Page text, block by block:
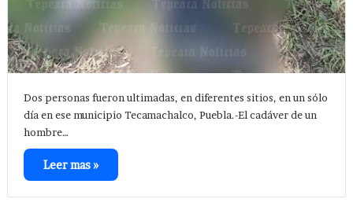
Dos personas fueron ultimadas, en diferentes sitios, en un sólo
día en ese municipio Tecamachalco, Puebla.-El cadáver de un
hombre…
Leer mas »